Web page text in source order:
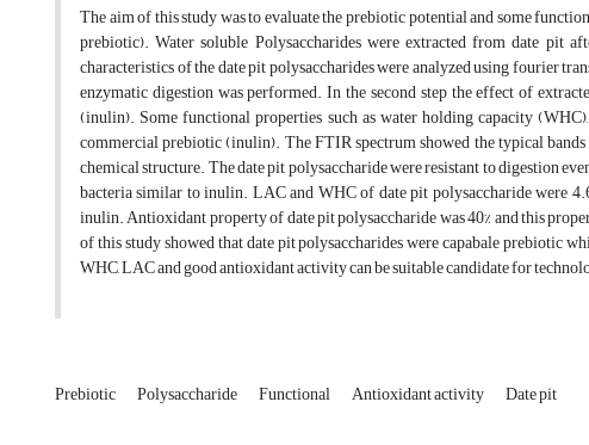
The aim of this study was to evaluate the prebiotic potential and some
prebiotic). Water soluble Polysaccharides were extracted from date pit
characteristics of the date pit polysaccharides were analyzed using fourier
enzymatic digestion was performed. In the second step the effect of
(inulin). Some functional properties such as water holding capacity
commercial prebiotic (inulin). The FTIR spectrum showed the typical
chemical structure. The date pit polysaccharide were resistant to digestion
bacteria similar to inulin. LAC and WHC of date pit polysaccharide were
inulin. Antioxidant property of date pit polysaccharide was 40% and this
of this study showed that date pit polysaccharides were capabale prebiotic
WHC, LAC and good antioxidant activity can be suitable candidate for
Prebiotic Polysaccharide Functional Antioxidant activity Date pit